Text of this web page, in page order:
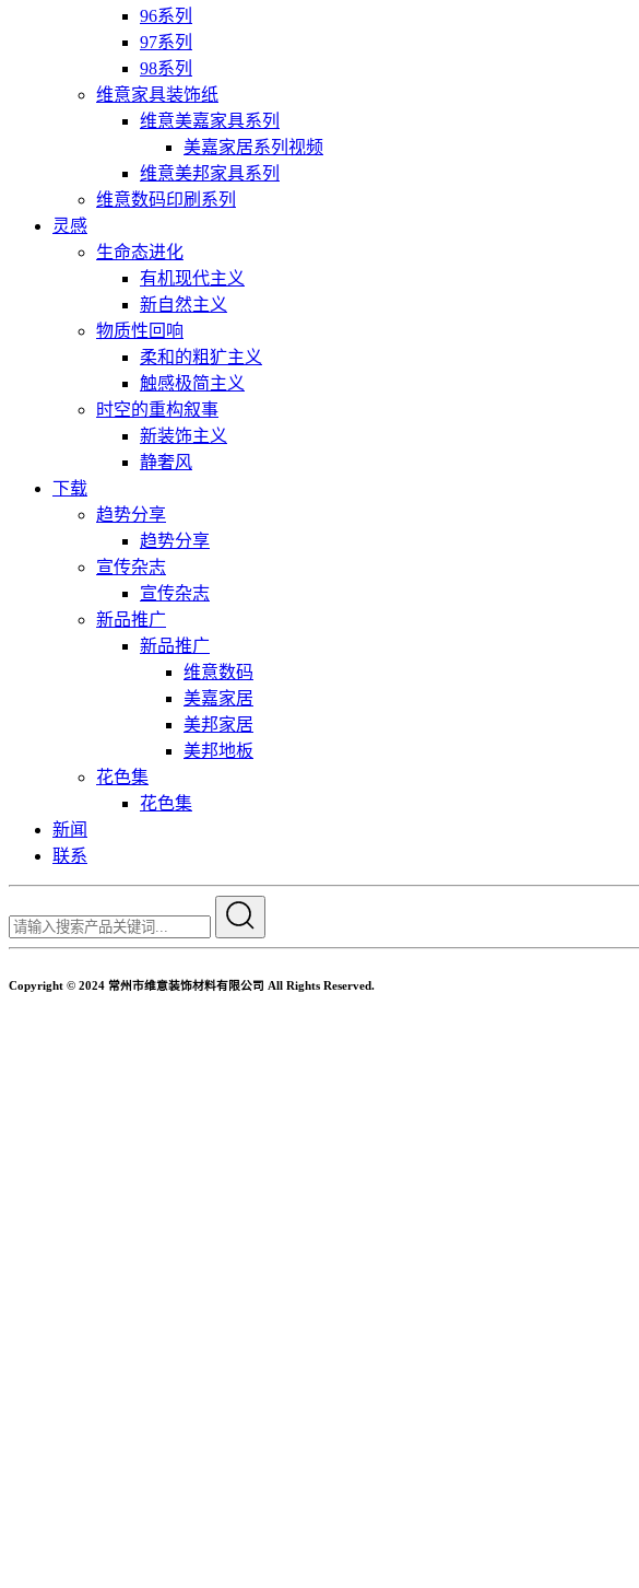
96系列
97系列
98系列
维意家具装饰纸
维意美嘉家具系列
美嘉家居系列视频
维意美邦家具系列
维意数码印刷系列
灵感
生命态进化
有机现代主义
新自然主义
物质性回响
柔和的粗犷主义
触感极简主义
时空的重构叙事
新装饰主义
静奢风
下载
趋势分享
趋势分享
宣传杂志
宣传杂志
新品推广
新品推广
维意数码
美嘉家居
美邦家居
美邦地板
花色集
花色集
新闻
联系
Copyright © 2024 常州市维意装饰材料有限公司 All Rights Reserved.